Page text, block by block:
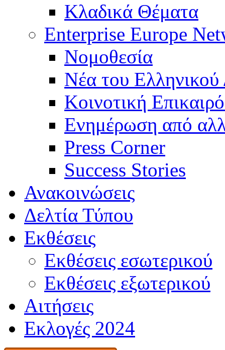
Κλαδικά Θέματα
Enterprise Europe
Νομοθεσία
Νέα του Ελληνικού
Κοινοτική
Ενημέρωση από
Press Corner
Success Stories
Ανακοινώσεις
Δελτία Τύπου
Εκθέσεις
Εκθέσεις εσωτερικού
Εκθέσεις εξωτερικού
Αιτήσεις
Εκλογές 2024